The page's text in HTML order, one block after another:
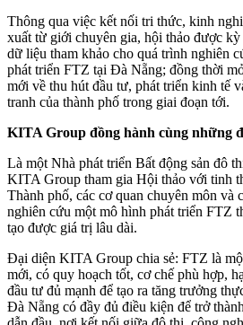
Thông qua việc kết nối tri thức, kinh
xuất từ giới chuyên gia, hội thảo được kỳ
dữ liệu tham khảo cho quá trình nghiên
phát triển FTZ tại Đà Nẵng; đồng thời
mới về thu hút đầu tư, phát triển kinh tế
tranh của thành phố trong giai đoạn tới.
KITA Group đồng hành cùng những
Là một Nhà phát triển Bất động sản đô
KITA Group tham gia Hội thảo với tinh
Thành phố, các cơ quan chuyên môn và
nghiên cứu một mô hình phát triển FTZ
tạo được giá trị lâu dài.
Đại diện KITA Group chia sẻ: FTZ là
mới, có quy hoạch tốt, cơ chế phù hợp,
đầu tư đủ mạnh để tạo ra tăng trưởng
Đà Nẵng có đầy đủ điều kiện để trở